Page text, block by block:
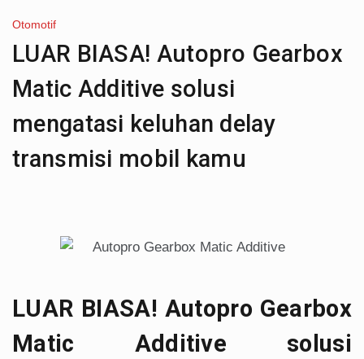
Otomotif
LUAR BIASA! Autopro Gearbox
Matic Additive solusi
mengatasi keluhan delay
transmisi mobil kamu
LUAR BIASA! Autopro Gearbox
Matic Additive solusi